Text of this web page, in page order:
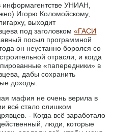
информагентстве УНИАН,
Игорю Коломойскому,
выходит
под заголовком«ГАСИ
посыл программной
он неустанно боролся со
отрасли, и когда
«папередники» в
дабы сохранить
доходы.
мафия не очень верила в
всё стало слишком
- Когда всё заработало
люди, которые